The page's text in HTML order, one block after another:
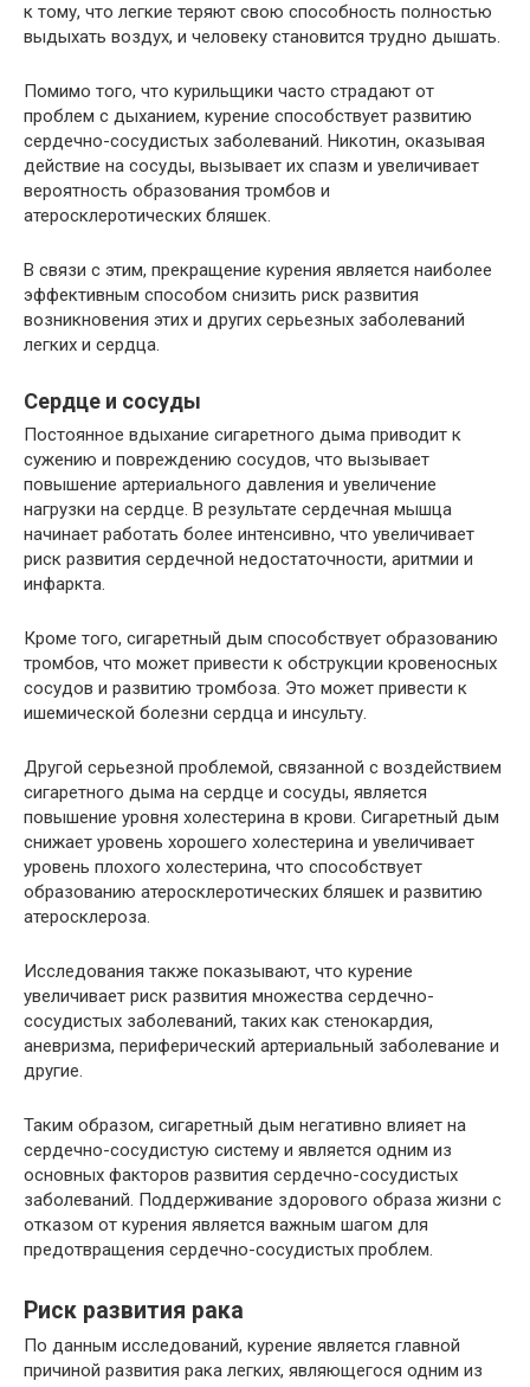
к тому, что легкие теряют свою способность полностью
выдыхать воздух, и человеку становится трудно дышать.
Помимо того, что курильщики часто страдают от
проблем с дыханием, курение способствует развитию
сердечно-сосудистых заболеваний. Никотин, оказывая
действие на сосуды, вызывает их спазм и увеличивает
вероятность образования тромбов и
атеросклеротических бляшек.
В связи с этим, прекращение курения является наиболее
эффективным способом снизить риск развития
возникновения этих и других серьезных заболеваний
легких и сердца.
Сердце и сосуды
Постоянное вдыхание сигаретного дыма приводит к
сужению и повреждению сосудов, что вызывает
повышение артериального давления и увеличение
нагрузки на сердце. В результате сердечная мышца
начинает работать более интенсивно, что увеличивает
риск развития сердечной недостаточности, аритмии и
инфаркта.
Кроме того, сигаретный дым способствует образованию
тромбов, что может привести к обструкции кровеносных
сосудов и развитию тромбоза. Это может привести к
ишемической болезни сердца и инсульту.
Другой серьезной проблемой, связанной с воздействием
сигаретного дыма на сердце и сосуды, является
повышение уровня холестерина в крови. Сигаретный дым
снижает уровень хорошего холестерина и увеличивает
уровень плохого холестерина, что способствует
образованию атеросклеротических бляшек и развитию
атеросклероза.
Исследования также показывают, что курение
увеличивает риск развития множества сердечно-
сосудистых заболеваний, таких как стенокардия,
аневризма, периферический артериальный заболевание и
другие.
Таким образом, сигаретный дым негативно влияет на
сердечно-сосудистую систему и является одним из
основных факторов развития сердечно-сосудистых
заболеваний. Поддерживание здорового образа жизни с
отказом от курения является важным шагом для
предотвращения сердечно-сосудистых проблем.
Риск развития рака
По данным исследований, курение является главной
причиной развития рака легких, являющегося одним из